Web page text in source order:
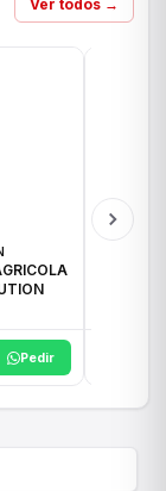
Ver todos →
Pedir